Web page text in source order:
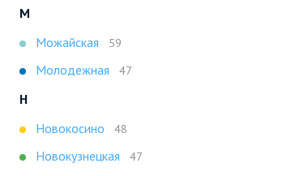
М
Можайская
59
Молодежная 47
Н
Новокосино
48
Новокузнецкая 47